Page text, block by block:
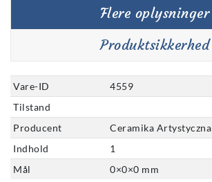
Flere oplysninger
Produktsikkerhed
Vare-ID
4559
Tilstand
Producent
Ceramika Artystyczna
Indhold
1
Mål
0×0×0 mm